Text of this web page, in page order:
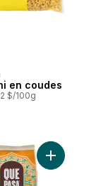
en coudes
$/100g
au panierAjouter